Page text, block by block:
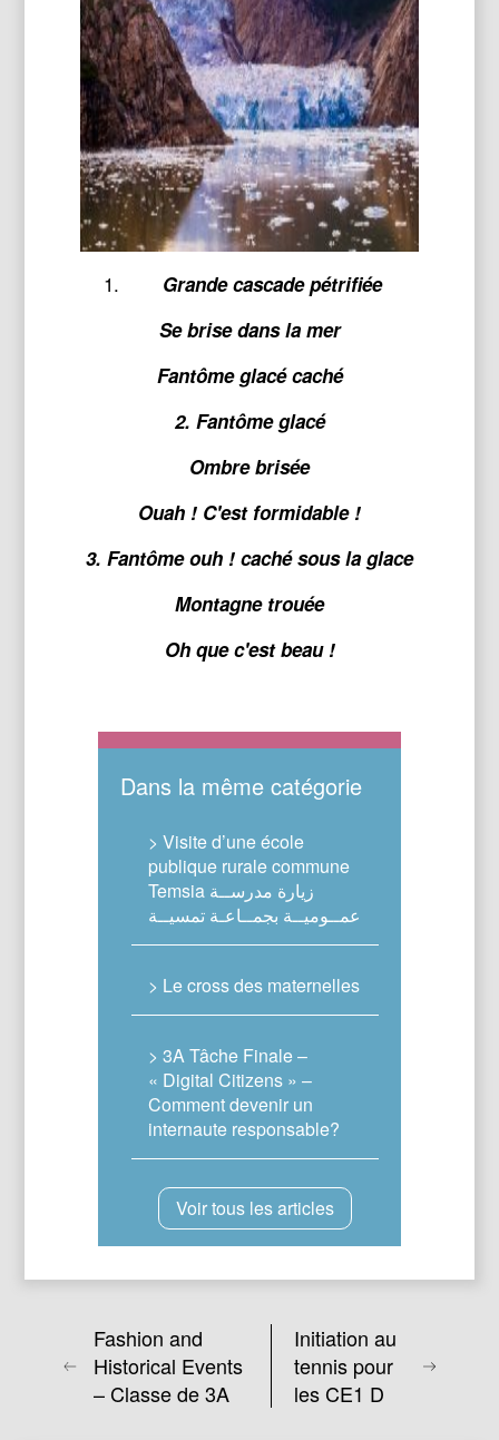
Grande cascade pétrifiée
Se brise dans la mer
Fantôme glacé caché
2. Fantôme glacé
Ombre brisée
Ouah ! C'est formidable !
3. Fantôme ouh ! caché sous la glace
Montagne trouée
Oh que c'est beau !
Dans la même catégorie
> Visite d’une école
publique rurale commune
Temsia زيارة مدرســة
عمــوميــة بجمــاعـة تمسيــة
> Le cross des maternelles
> 3A Tâche Finale –
« Digital Citizens » –
Comment devenir un
internaute responsable?
Voir tous les articles
Fashion and
Historical Events
– Classe de 3A
Initiation au
tennis pour
les CE1 D